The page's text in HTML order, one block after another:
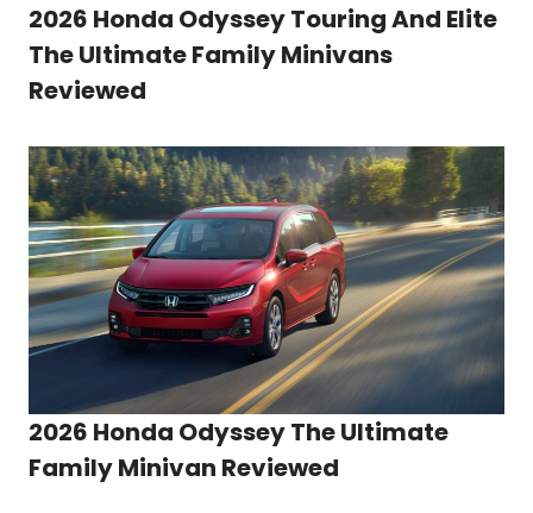
2026 Honda Odyssey Touring And Elite
The Ultimate Family Minivans
Reviewed
2026 Honda Odyssey The Ultimate
Family Minivan Reviewed